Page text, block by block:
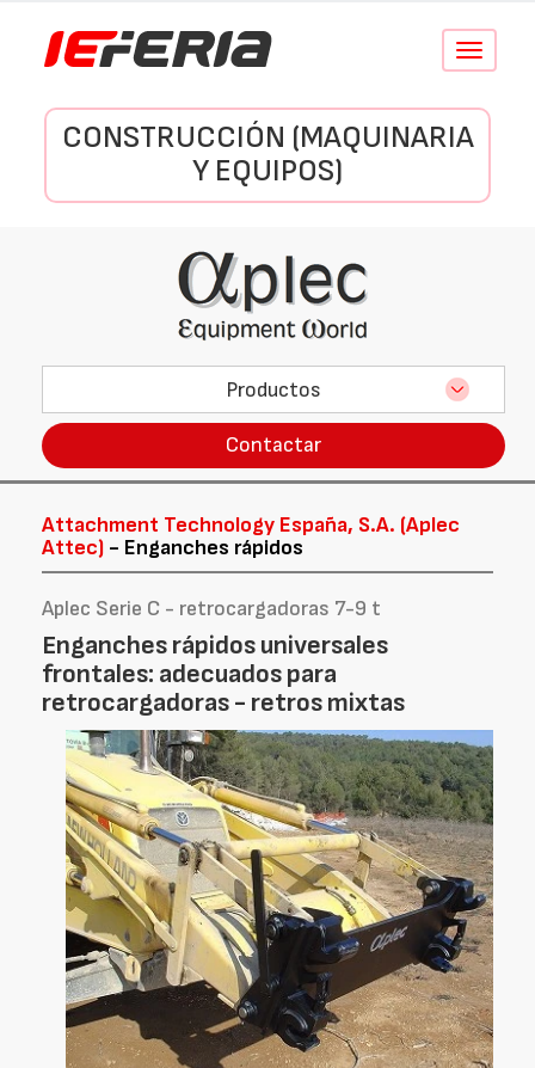
Conmutar
CONSTRUCCIÓN (MAQUINARIA
Y EQUIPOS)
Productos
Contactar
Attachment Technology España, S.A. (Aplec
Attec) - Enganches rápidos
Aplec Serie C - retrocargadoras 7-9 t
Enganches rápidos universales
frontales: adecuados para
retrocargadoras - retros mixtas